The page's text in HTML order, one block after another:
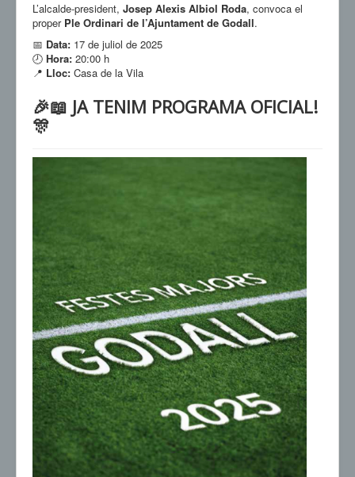
L’alcalde-president, Josep Alexis Albiol Roda, convoca el
proper Ple Ordinari de l’Ajuntament de Godall.
📅 Data: 17 de juliol de 2025
🕗 Hora: 20:00 h
📍 Lloc: Casa de la Vila
🎉📖 JA TENIM PROGRAMA OFICIAL!
🎊